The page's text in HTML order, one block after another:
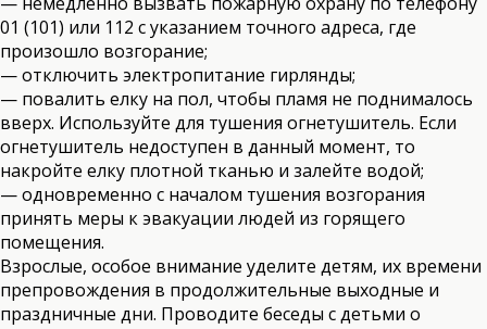
01 (101) или 112 с указанием точного адреса, где
произошло возгорание;
— отключить электропитание гирлянды;
— повалить елку на пол, чтобы пламя не поднималось
вверх. Используйте для тушения огнетушитель. Если
огнетушитель недоступен в данный момент, то
накройте елку плотной тканью и залейте водой;
— одновременно с началом тушения возгорания
принять меры к эвакуации людей из горящего
помещения.
Взрослые, особое внимание уделите детям, их времени
препровождения в продолжительные выходные и
праздничные дни. Проводите беседы с детьми о